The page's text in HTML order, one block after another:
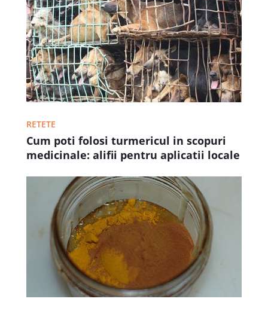
RETETE
Cum poti folosi turmericul in scopuri
medicinale: alifii pentru aplicatii locale